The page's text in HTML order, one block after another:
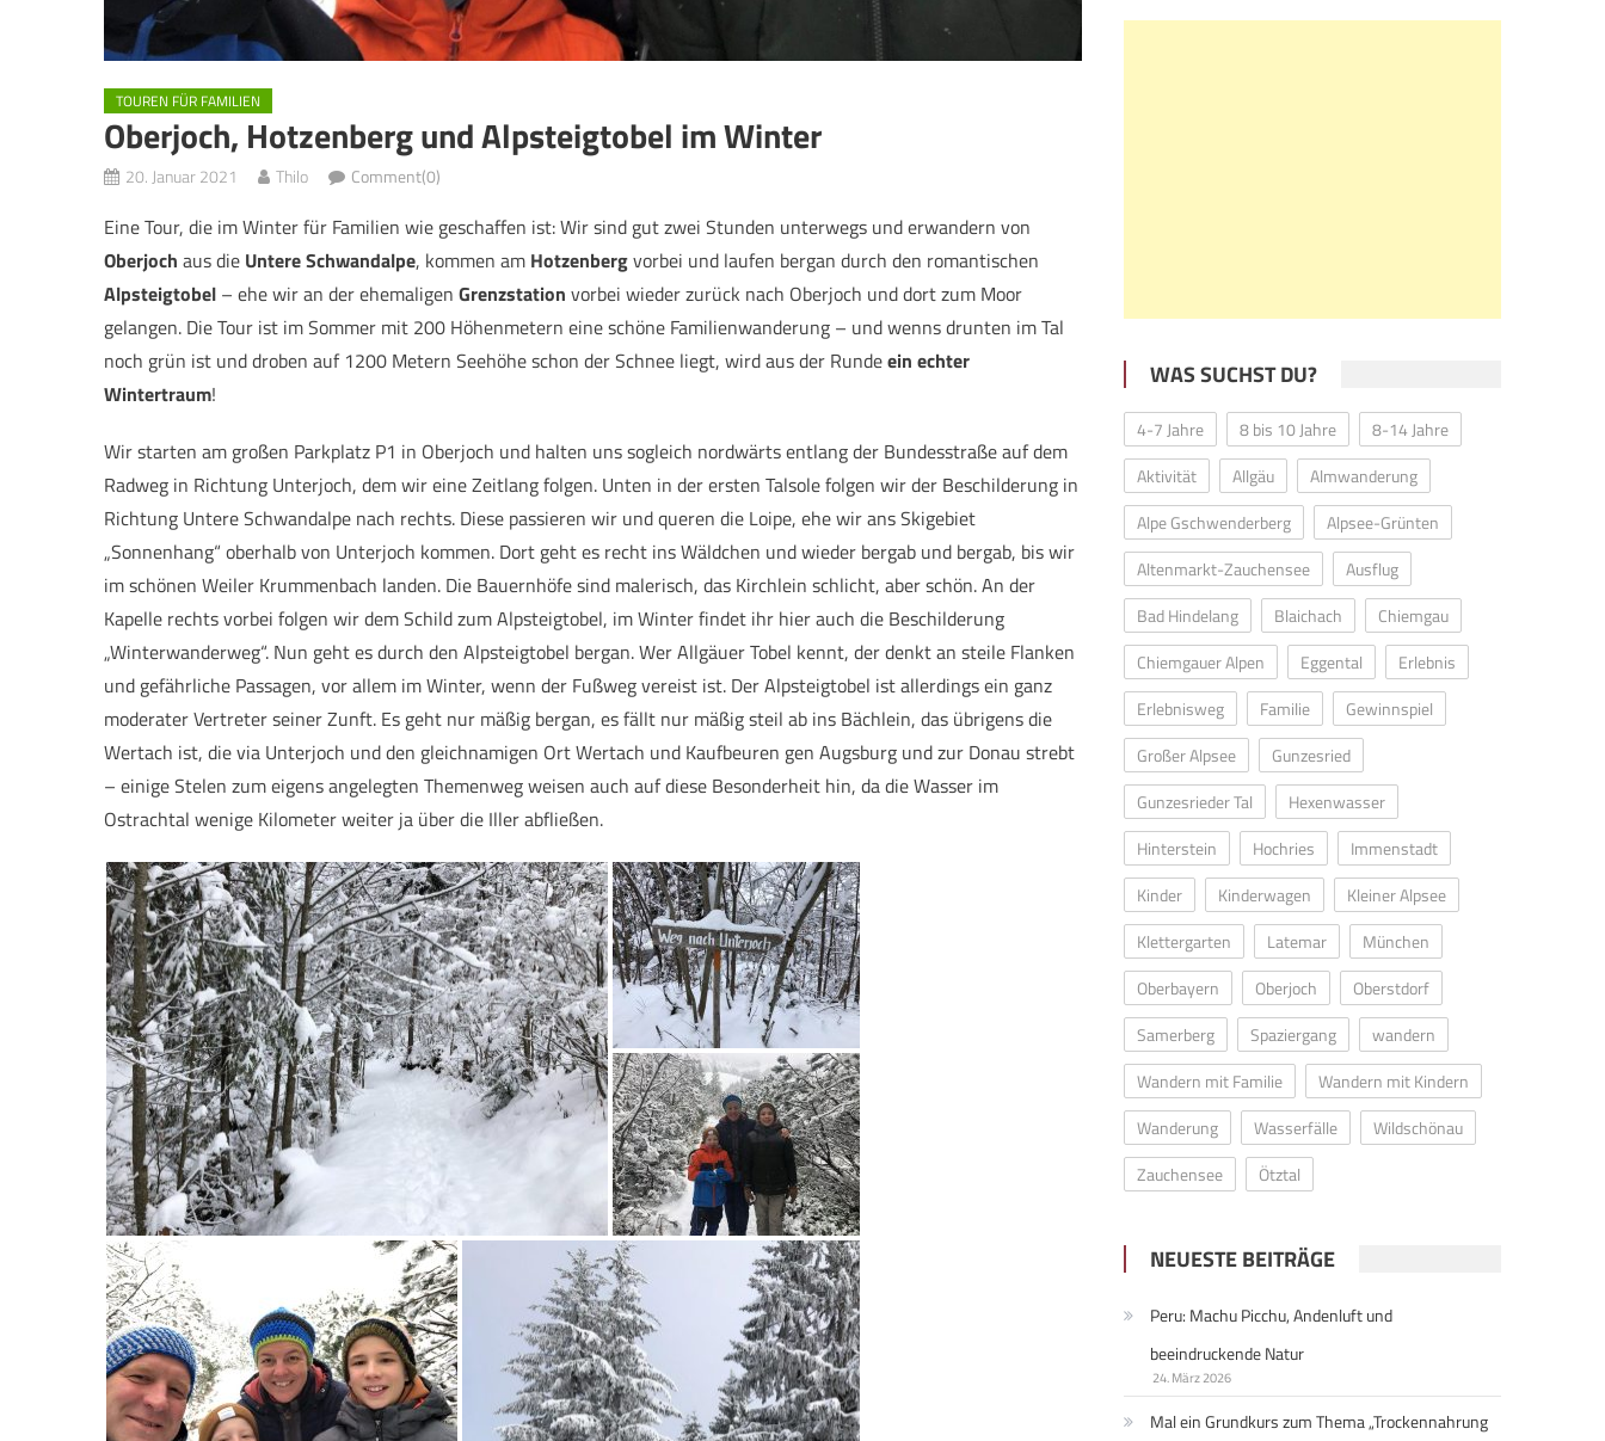
TOUREN FÜR FAMILIEN
Oberjoch, Hotzenberg und Alpsteigtobel im Winter
20. Januar 2021 Thilo Comment(0)
Eine Tour, die im Winter für Familien wie geschaffen ist: Wir sind gut zwei Stunden unterwegs und erwandern von
Oberjoch aus die Untere Schwandalpe, kommen am Hotzenbergvorbei und laufen bergan durch den romantischen
Alpsteigtobel – ehe wir an der ehemaligen Grenzstation vorbei wieder zurück nach Oberjoch und dort zum Moor
gelangen. Die Tour ist im Sommer mit 200 Höhenmetern eine schöne Familienwanderung – und wenns drunten im Tal
noch grün ist und droben auf 1200 Metern Seehöhe schon der Schnee liegt, wird aus der Rundeein echter
Wintertraum!
Wir starten am großen Parkplatz P1 in Oberjoch und halten uns sogleich nordwärts entlang der Bundesstraße auf dem
Radweg in Richtung Unterjoch, dem wir eine Zeitlang folgen. Unten in der ersten Talsole folgen wir der Beschilderung in
Richtung Untere Schwandalpe nach rechts. Diese passieren wir und queren die Loipe, ehe wir ans Skigebiet
„Sonnenhang“ oberhalb von Unterjoch kommen. Dort geht es recht ins Wäldchen und wieder bergab und bergab, bis wir
im schönen Weiler Krummenbach landen. Die Bauernhöfe sind malerisch, das Kirchlein schlicht, aber schön. An der
Kapelle rechts vorbei folgen wir dem Schild zum Alpsteigtobel, im Winter findet ihr hier auch die Beschilderung
„Winterwanderweg“. Nun geht es durch den Alpsteigtobel bergan. Wer Allgäuer Tobel kennt, der denkt an steile Flanken
und gefährliche Passagen, vor allem im Winter, wenn der Fußweg vereist ist. Der Alpsteigtobel ist allerdings ein ganz
moderater Vertreter seiner Zunft. Es geht nur mäßig bergan, es fällt nur mäßig steil ab ins Bächlein, das übrigens die
Wertach ist, die via Unterjoch und den gleichnamigen Ort Wertach und Kaufbeuren gen Augsburg und zur Donau strebt
– einige Stelen zum eigens angelegten Themenweg weisen auch auf diese Besonderheit hin, da die Wasser im
Ostrachtal wenige Kilometer weiter ja über die Iller abfließen.
WAS SUCHST DU?
4-7 Jahre 8 bis 10 Jahre
8-14 Jahre
Aktivität
Allgäu
Almwanderung
Alpe Gschwenderberg
Alpsee-Grünten
Altenmarkt-Zauchensee
Ausflug
Bad Hindelang
Blaichach
Chiemgau
Chiemgauer Alpen
Eggental
Erlebnis
Erlebnisweg
Familie
Gewinnspiel
Großer Alpsee
Gunzesried
Gunzesrieder Tal
Hexenwasser
Hinterstein
Hochries
Immenstadt
Kinder
Kinderwagen
Kleiner Alpsee
Klettergarten
Latemar
München
Oberbayern
Oberjoch
Oberstdorf
Samerberg
Spaziergang
wandern
Wandern mit Familie
Wandern mit Kindern
Wanderung
Wasserfälle
Wildschönau
Zauchensee
Ötztal
NEUESTE BEITRÄGE
Peru: Machu Picchu, Andenluft und
beeindruckende Natur
24. März 2026
Mal ein Grundkurs zum Thema „Trockennahrung